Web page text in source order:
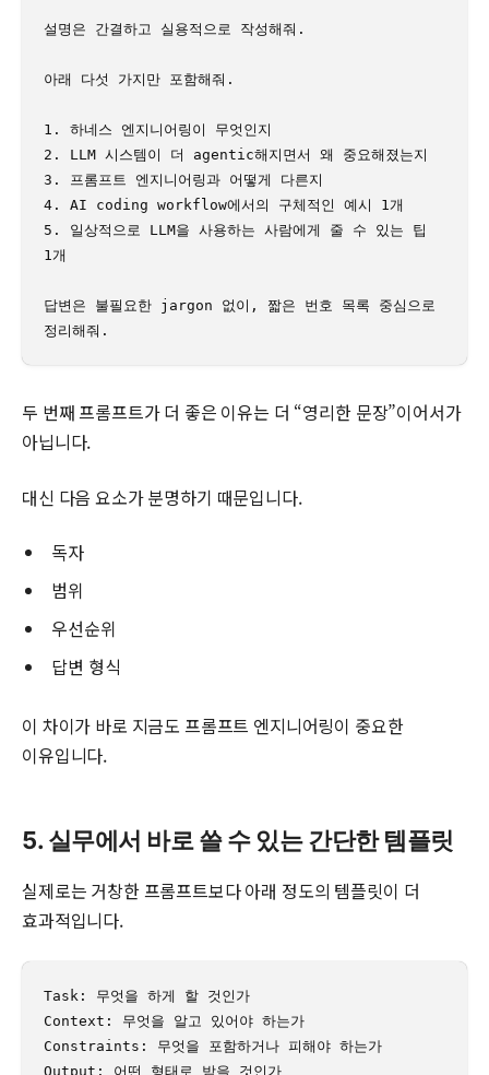
설명은 간결하고 실용적으로 작성해줘.
아래 다섯 가지만 포함해줘.
1. 하네스 엔지니어링이 무엇인지
2. LLM 시스템이 더 agentic해지면서 왜 중요해졌는지
3. 프롬프트 엔지니어링과 어떻게 다른지
4. AI coding workflow에서의 구체적인 예시 1개
5. 일상적으로 LLM을 사용하는 사람에게 줄 수 있는 팁
1개
답변은 불필요한 jargon 없이, 짧은 번호 목록 중심으로
정리해줘.
두 번째 프롬프트가 더 좋은 이유는 더 “영리한 문장”이어서가
아닙니다.
대신 다음 요소가 분명하기 때문입니다.
독자
범위
우선순위
답변 형식
이 차이가 바로 지금도 프롬프트 엔지니어링이 중요한
이유입니다.
5. 실무에서 바로 쓸 수 있는 간단한 템플릿
실제로는 거창한 프롬프트보다 아래 정도의 템플릿이 더
효과적입니다.
Task: 무엇을 하게 할 것인가
Context: 무엇을 알고 있어야 하는가
Constraints: 무엇을 포함하거나 피해야 하는가
Output: 어떤 형태로 받을 것인가